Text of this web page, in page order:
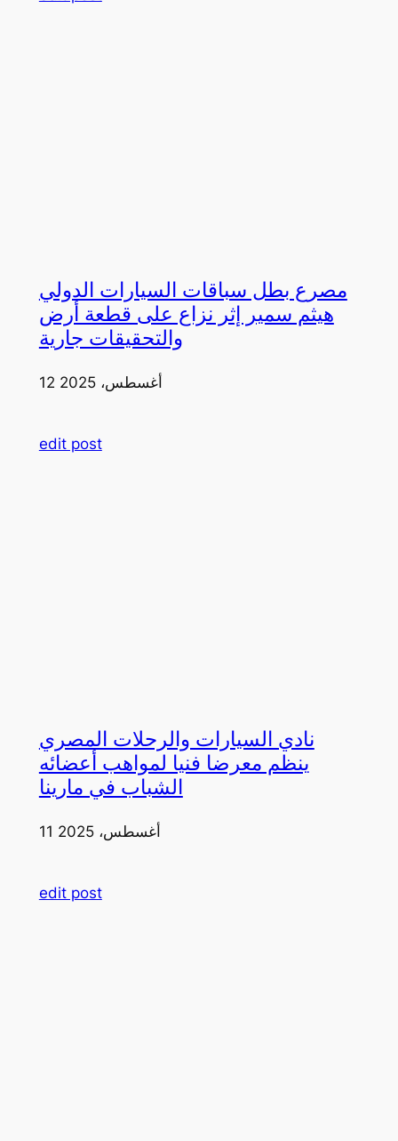
مصرع بطل سباقات السيارات الدولي
هيثم سمير إثر نزاع على قطعة أرض
والتحقيقات جارية
12 أغسطس، 2025
edit post
نادي السيارات والرحلات المصري
ينظم معرضا فنيا لمواهب أعضائه
الشباب في مارينا
11 أغسطس، 2025
edit post